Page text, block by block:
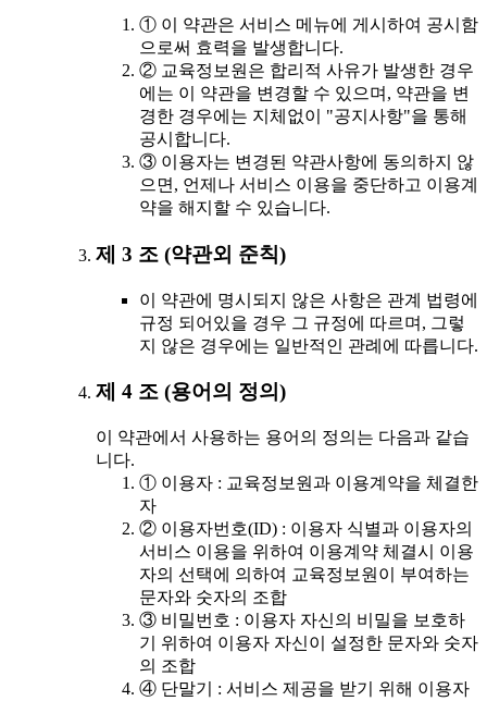
① 이 약관은 서비스 메뉴에 게시하여 공시함
으로써 효력을 발생합니다.
② 교육정보원은 합리적 사유가 발생한 경우
에는 이 약관을 변경할 수 있으며, 약관을 변
경한 경우에는 지체없이 "공지사항"을 통해
공시합니다.
③ 이용자는 변경된 약관사항에 동의하지 않
으면, 언제나 서비스 이용을 중단하고 이용계
약을 해지할 수 있습니다.
제 3 조 (약관외 준칙)
이 약관에 명시되지 않은 사항은 관계 법령에
규정 되어있을 경우 그 규정에 따르며, 그렇
지 않은 경우에는 일반적인 관례에 따릅니다.
제 4 조 (용어의 정의)
이 약관에서 사용하는 용어의 정의는 다음과 같습
니다.
① 이용자 : 교육정보원과 이용계약을 체결한
자
② 이용자번호(ID) : 이용자 식별과 이용자의
서비스 이용을 위하여 이용계약 체결시 이용
자의 선택에 의하여 교육정보원이 부여하는
문자와 숫자의 조합
③ 비밀번호 : 이용자 자신의 비밀을 보호하
기 위하여 이용자 자신이 설정한 문자와 숫자
의 조합
④ 단말기 : 서비스 제공을 받기 위해 이용자